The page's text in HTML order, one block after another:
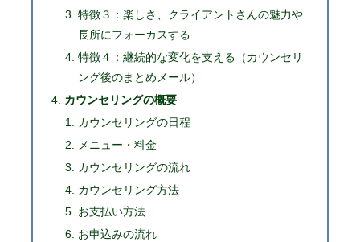
特徴３：楽しさ、クライアントさんの魅力や
長所にフォーカスする
特徴４：継続的な変化を支える（カウンセリ
ング後のまとめメール）
カウンセリングの概要
カウンセリングの日程
メニュー・料金
カウンセリングの流れ
カウンセリング方法
お支払い方法
お申込みの流れ